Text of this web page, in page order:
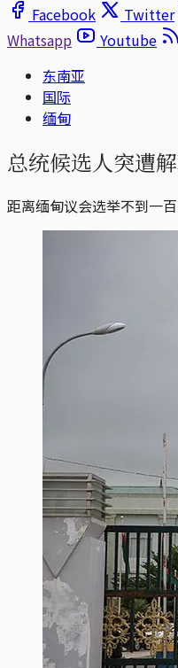
Facebook
Twitter
Whatsapp
Youtube
东南亚
国际
缅甸
总统候选人突遭
距离缅甸议会选举不到一